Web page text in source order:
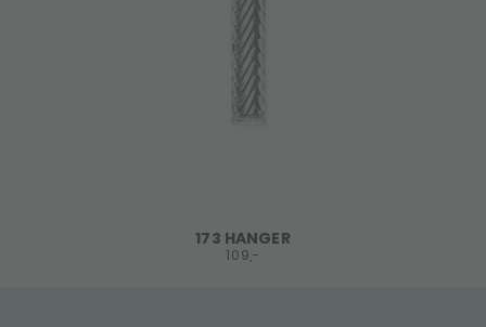
173 HANGER
109,-